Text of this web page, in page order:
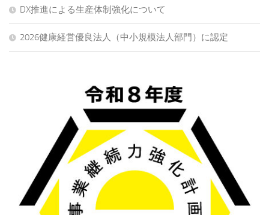
DX推進による生産体制強化について
2026健康経営優良法人（中小規模法人部門）に認定